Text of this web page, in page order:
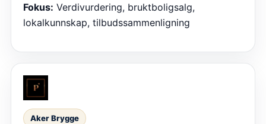
Fokus: Verdivurdering, bruktboligsalg,
lokalkunnskap, tilbudssammenligning
Aker Brygge